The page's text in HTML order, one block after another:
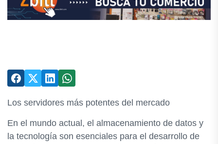
Los servidores más potentes del mercado
En el mundo actual, el almacenamiento de datos y
la tecnología son esenciales para el desarrollo de